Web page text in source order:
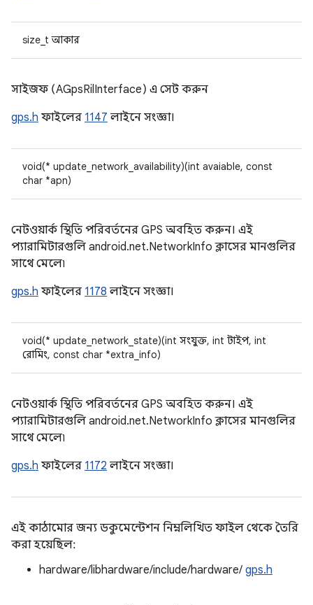
size_t আকার
সাইজফ (AGpsRilInterface) এ সেট করুন
gps.h ফাইলের 1147 লাইনে সংজ্ঞা।
void(* update_network_availability)(int avaiable, const
char *apn)
নেটওয়ার্ক স্থিতি পরিবর্তনের GPS অবহিত করুন। এই
প্যারামিটারগুলি android.net.NetworkInfo ক্লাসের মানগুলির
সাথে মেলে৷
gps.h ফাইলের 1178 লাইনে সংজ্ঞা।
void(* update_network_state)(int সংযুক্ত, int টাইপ, int
রোমিং, const char *extra_info)
নেটওয়ার্ক স্থিতি পরিবর্তনের GPS অবহিত করুন। এই
প্যারামিটারগুলি android.net.NetworkInfo ক্লাসের মানগুলির
সাথে মেলে৷
gps.h ফাইলের 1172 লাইনে সংজ্ঞা।
এই কাঠামোর জন্য ডকুমেন্টেশন নিম্নলিখিত ফাইল থেকে তৈরি
করা হয়েছিল:
hardware/libhardware/include/hardware/ gps.h